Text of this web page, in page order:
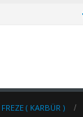
( KARBÜR )